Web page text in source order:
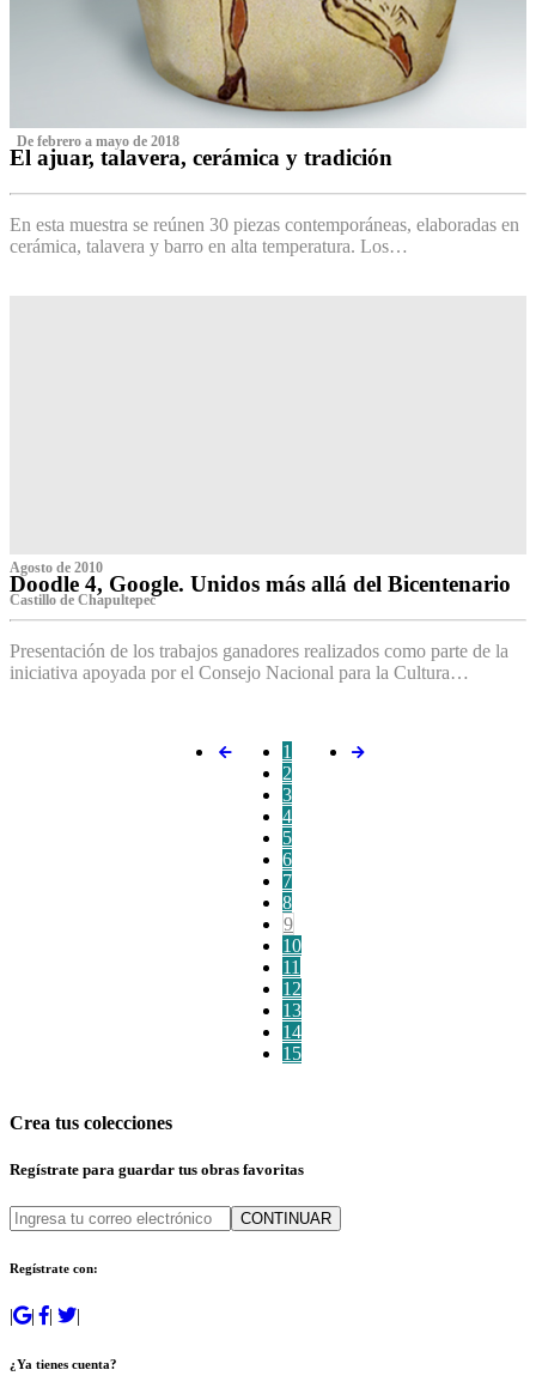
‌ De febrero a mayo de 2018
El ajuar, talavera, cerámica y tradición
En esta muestra se reúnen 30 piezas contemporáneas, elaboradas en
cerámica, talavera y barro en alta temperatura. Los…
Agosto de 2010
Doodle 4, Google. Unidos más allá del Bicentenario
Castillo de Chapultepec
Presentación de los trabajos ganadores realizados como parte de la
iniciativa apoyada por el Consejo Nacional para la Cultura…
1
2
3
4
5
6
7
8
9
10
11
12
13
14
15
Crea tus colecciones
Regístrate para guardar tus obras favoritas
CONTINUAR
Regístrate con:
| | | |
¿Ya tienes cuenta?